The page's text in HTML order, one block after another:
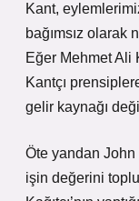
Kant,
bağımsız olarak
Eğer Mehmet Ali
Kantçı
gelir kaynağı
Öte yandan John
işin değerini